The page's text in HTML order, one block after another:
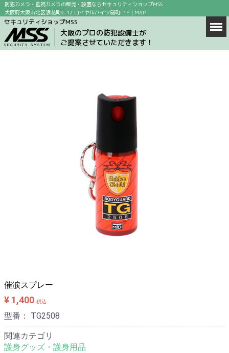
防犯カメラ・監視カメラの販売・設置ならセキュリティショップMSS
大阪府大阪市北区浪花町9-12 ロイヤルハイツ扇町I 1F｜ MAP
セキュリティショップMSS
大阪のプロの防犯設備士が
ご提案させていただきます！
催涙スプレー
¥ 1,400 税込
型番： TG2508
関連カテゴリ
護身グッズ・護身用品
ホーム
商品情報
防犯カメラの設置場所
防犯カメラ設置の目的
ブログ
お問い合わせ
会社概要
MAP
メールでお問い合わせ